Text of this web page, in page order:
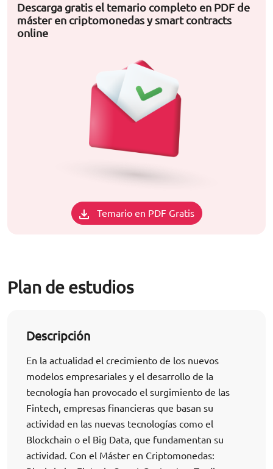
Descarga gratis el temario completo en PDF de
máster en criptomonedas y smart contracts
online
Temario en PDF Gratis
Plan de estudios
Descripción
En la actualidad el crecimiento de los nuevos
modelos empresariales y el desarrollo de la
tecnología han provocado el surgimiento de las
Fintech, empresas financieras que basan su
actividad en las nuevas tecnologías como el
Blockchain o el Big Data, que fundamentan su
actividad. Con el Máster en Criptomonedas: